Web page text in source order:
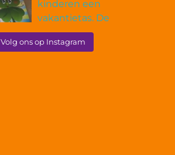
Volg ons op Instagram